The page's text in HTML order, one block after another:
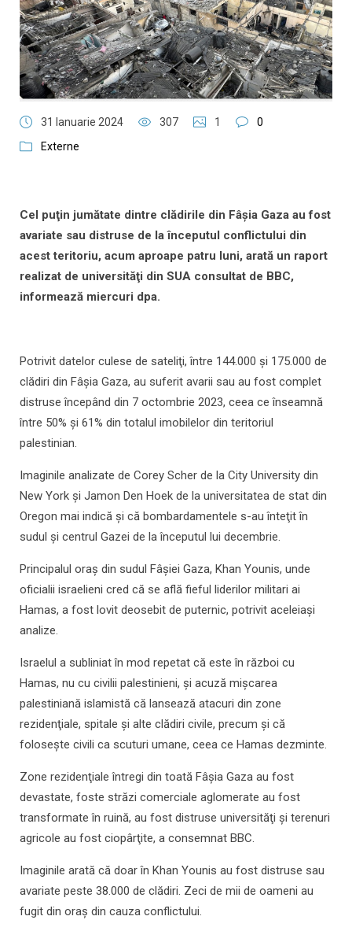
31 Ianuarie 2024 307 1
0
Externe
Cel puţin jumătate dintre clădirile din Fâşia Gaza au fost
avariate sau distruse de la începutul conflictului din
acest teritoriu, acum aproape patru luni, arată un raport
realizat de universităţi din SUA consultat de BBC,
informează miercuri dpa.
Potrivit datelor culese de sateliţi, între 144.000 şi 175.000 de
clădiri din Fâşia Gaza, au suferit avarii sau au fost complet
distruse începând din 7 octombrie 2023, ceea ce înseamnă
între 50% şi 61% din totalul imobilelor din teritoriul
palestinian.
Imaginile analizate de Corey Scher de la City University din
New York şi Jamon Den Hoek de la universitatea de stat din
Oregon mai indică şi că bombardamentele s-au înteţit în
sudul şi centrul Gazei de la începutul lui decembrie.
Principalul oraş din sudul Fâşiei Gaza, Khan Younis, unde
oficialii israelieni cred că se află fieful liderilor militari ai
Hamas, a fost lovit deosebit de puternic, potrivit aceleiaşi
analize.
Israelul a subliniat în mod repetat că este în război cu
Hamas, nu cu civilii palestinieni, şi acuză mişcarea
palestiniană islamistă că lansează atacuri din zone
rezidenţiale, spitale şi alte clădiri civile, precum şi că
foloseşte civili ca scuturi umane, ceea ce Hamas dezminte.
Zone rezidenţiale întregi din toată Fâşia Gaza au fost
devastate, foste străzi comerciale aglomerate au fost
transformate în ruină, au fost distruse universităţi şi terenuri
agricole au fost ciopârţite, a consemnat BBC.
Imaginile arată că doar în Khan Younis au fost distruse sau
avariate peste 38.000 de clădiri. Zeci de mii de oameni au
fugit din oraş din cauza conflictului.